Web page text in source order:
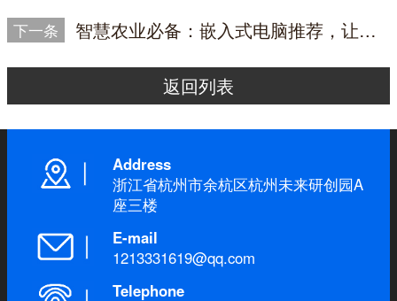
下一条 智慧农业必备：嵌入式电脑推荐，让无人农机拥有强大的图形处理能力
返回列表
Address
浙江省杭州市余杭区杭州未来研创园A
座三楼
E-mail
1213331619@qq.com
Telephone